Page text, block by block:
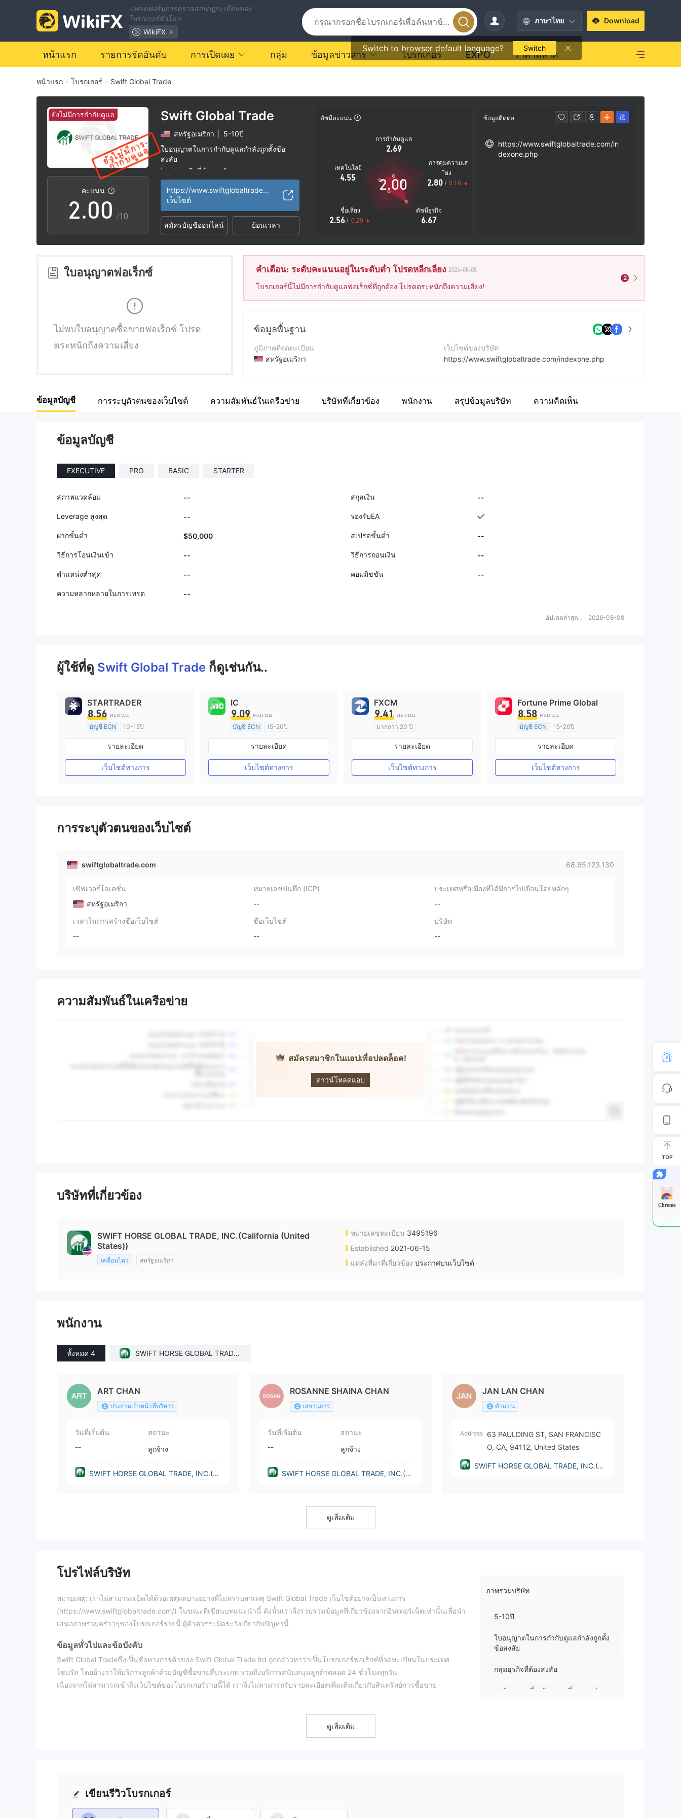
แพลตฟอร์มการตรวจสอบกฎระเบียบของ
โบรกเกอร์ทั่วโลก
WikiFX
ภาษาไทย
Switch to browser default language? Switch
Download
หน้าแรก รายการจัดอันดับ การเปิดเผย กลุ่ม ข้อมูลข่าวสาร โบรกเกอร์ EXPO ราคาตลาด
หน้าแรก - โบรกเกอร์ - Swift Global Trade
ยังไม่มีการกำกับดูแล
คะแนน
0
1
2
3
4
6
7
9
.0
1
2
4
5
8
9
0
1
2
4
5
8
9
/10
Swift Global Trade
สหรัฐอเมริกา
5-10ปี
ใบอนุญาตในการกำกับดูแลกำลังถูกตั้งข้อ
สงสัย
| กลุ่มธุรกิจที่ต้องสงสัย
|
https://www.swiftglobaltrade.com/indexone.php
เว็บไซต์
สมัครบัญชีออนไลน์ ย้อนเวลา
ดัชนีคะแนน
การกำกับดูแล
2.69
เทคโนโลยี
4.55
ชื่อเสียง
2.56 / 0.29
ดัชนีธุรกิจ
6.67
การคุมความเส
ี่ยง
2.80 / 0.18
2.00
ข้อมูลติดต่อ
https://www.swiftglobaltrade.com/in
dexone.php
ใบอนุญาตฟอเร็กซ์
ไม่พบใบอนุญาตซื้อขายฟอเร็กซ์ โปรด
ตระหนักถึงความเสี่ยง
คำเตือน: ระดับคะแนนอยู่ในระดับต่ำ โปรดหลีกเลี่ยง 2026-08-08
โบรกเกอร์นี้ไม่มีการกำกับดูแลฟอเร็กซ์ที่ถูกต้อง โปรดตระหนักถึงความเสี่ยง!
2
ข้อมูลพื้นฐาน
ภูมิภาคที่จดทะเบียน
สหรัฐอเมริกา
ชื่อบริษัท
เว็บไซต์ของบริษัท
https://www.swiftglobaltrade.com/indexone.php
ข้อมูลบัญชี การระบุตัวตนของเว็บไซต์ ความสัมพันธ์ในเครือข่าย บริษัทที่เกี่ยวข้อง พนักงาน สรุปข้อมูลบริษัท ความคิดเห็น
ข้อมูลบัญชี
EXECUTIVE PRO BASIC STARTER
สภาพแวดล้อม -- สกุลเงิน --
Leverage สูงสุด -- รองรับEA
ฝากขั้นต่ำ $50,000 สเปรดขั้นต่ำ --
วิธีการโอนเงินเข้า -- วิธีการถอนเงิน --
ตำแหน่งต่ำสุด -- คอมมิชชัน --
ความหลากหลายในการเทรด --
อัปเดตล่าสุด： 2026-08-08
ผู้ใช้ที่ดู Swift Global Trade ก็ดูเช่นกัน..
STARTRADER
8.56 คะแนน
บัญชี ECN
10-15ปี
การกำกับดูแล ออสเตรเลีย
ใบอนุญาต MT4 แบบเต็ม
รายละเอียด
เว็บไซต์ทางการ
IC
9.09 คะแนน
บัญชี ECN
15-20ปี
การกำกับดูแล ออสเตรเลีย
ใบอนุญาต MT4 แบบเต็ม
รายละเอียด
เว็บไซต์ทางการ
FXCM
9.41 คะแนน
มากกว่า 20 ปี
การกำกับดูแล ออสเตรเลีย
ใบอนุญาต MT4 แบบเต็ม
รายละเอียด
เว็บไซต์ทางการ
Fortune Prime Global
8.58 คะแนน
บัญชี ECN
15-20ปี
การกำกับดูแล ออสเตรเลีย
ใบอนุญาต MT4 แบบเต็ม
รายละเอียด
เว็บไซต์ทางการ
การระบุตัวตนของเว็บไซต์
swiftglobaltrade.com 68.65.123.130
เซิฟเวอร์โลเคชั่น
สหรัฐอเมริกา
หมายเลขบันทึก (ICP)
--
ประเทศหรือเมืองที่ได้มีการไปเยือนโดยหลักๆ
--
เวลาในการสร้างชื่อเว็บไซต์
--
ชื่อเว็บไซต์
--
บริษัท
--
ความสัมพันธ์ในเครือข่าย
สมัครสมาชิกในแอปเพื่อปลดล็อค!
ดาวน์โหลดแอป
Swift Global
Trade
บริษัทที่เกี่ยวข้อง
SWIFT HORSE GLOBAL TRADE, INC.(California (United
States))
เคลื่อนไหว สหรัฐอเมริกา
หมายเลขทะเบียน 3495196
Established 2021-06-15
แหล่งที่มาที่เกี่ยวข้อง ประกาศบนเว็บไซต์
พนักงาน
ทั้งหมด 4
SWIFT HORSE GLOBAL TRADE,
ART CHAN
ประธานเจ้าหน้าที่บริหาร
วันที่เริ่มต้น
--
สถานะ
ลูกจ้าง
SWIFT HORSE GLOBAL TRADE, INC.(C
ROSANNE SHAINA CHAN
เลขานุการ
วันที่เริ่มต้น
--
สถานะ
ลูกจ้าง
SWIFT HORSE GLOBAL TRADE, INC.(C
JAN LAN CHAN
ตัวแทน
Address 63 PAULDING ST, SAN FRANCISC
O, CA, 94112, United States
SWIFT HORSE GLOBAL TRADE, INC.(C
ดูเพิ่มเติม
โปรไฟล์บริษัท
หมายเหตุ: เราไม่สามารถเปิดได้ด้วยเหตุผลบางอย่างที่ไม่ทราบสาเหตุ Swift Global Trade เว็บไซต์อย่างเป็นทางการ
(https://www.swiftglobaltrade.com/) ในขณะที่เขียนบทแนะนำนี้ ดังนั้นเราจึงรวบรวมข้อมูลที่เกี่ยวข้องจากอินเทอร์เน็ตเท่านั้นเพื่อนำ
เสนอภาพรวมคร่าวๆของโบรกเกอร์รายนี้ ผู้ค้าควรระมัดระวังเกี่ยวกับปัญหานี้
ข้อมูลทั่วไปและข้อบังคับ
Swift Global Tradeซึ่งเป็นชื่อทางการค้าของ Swift Global Trade ltd ถูกกล่าวหาว่าเป็นโบรกเกอร์ฟอเร็กซ์ที่จดทะเบียนในประเทศ
ไซปรัส โดยอ้างว่าให้บริการลูกค้าด้วยบัญชีซื้อขายสี่ประเภท รวมถึงบริการสนับสนุนลูกค้าตลอด 24 ชั่วโมงทุกวัน
เนื่องจากไม่สามารถเข้าถึงเว็บไซต์ของโบรกเกอร์รายนี้ได้ เราจึงไม่สามารถรับรายละเอียดเพิ่มเติมเกี่ยวกับสินทรัพย์การซื้อขาย
ดูแลบน wikifx ถูกระบุว่า “ไม่มีใบอนุญาต” และได้รับคะแนนค่อนข้างต่ำที่ 1.18/10 โปรดตระหนักถึงความเสี่ยง
ทำให้เกิดโอกาสในการซื้อขายที่หลากหลาย
ฟอเร็กซ์ (แลกเปลี่ยนเงินตราต่างประเทศ):Swift Global Tradeยังอำนวยความสะดวกในการซื้อขายฟอเร็กซ์ ทำให้ลูกค้าสามารถ
ภาพรวมบริษัท
5-10ปี
ใบอนุญาตในการกำกับดูแลกำลังถูกตั้ง
ข้อสงสัย
กลุ่มธุรกิจที่ต้องสงสัย
ระวังความเสี่ยงอันตรายที่อาจจะซ่อน
ดูเพิ่มเติม
เขียนรีวิวโบรกเกอร์
TOP
Chrome